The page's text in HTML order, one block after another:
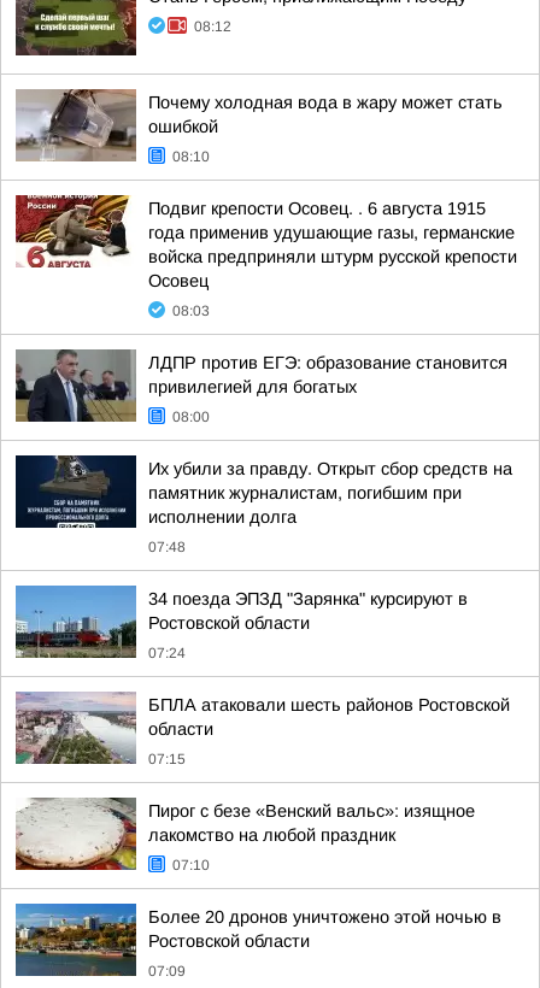
08:12
Почему холодная вода в жару может стать
ошибкой
08:10
Подвиг крепости Осовец. . 6 августа 1915
года применив удушающие газы, германские
войска предприняли штурм русской крепости
Осовец
08:03
ЛДПР против ЕГЭ: образование становится
привилегией для богатых
08:00
Их убили за правду. Открыт сбор средств на
памятник журналистам, погибшим при
исполнении долга
07:48
34 поезда ЭПЗД "Зарянка" курсируют в
Ростовской области
07:24
БПЛА атаковали шесть районов Ростовской
области
07:15
Пирог с безе «Венский вальс»: изящное
лакомство на любой праздник
07:10
Более 20 дронов уничтожено этой ночью в
Ростовской области
07:09